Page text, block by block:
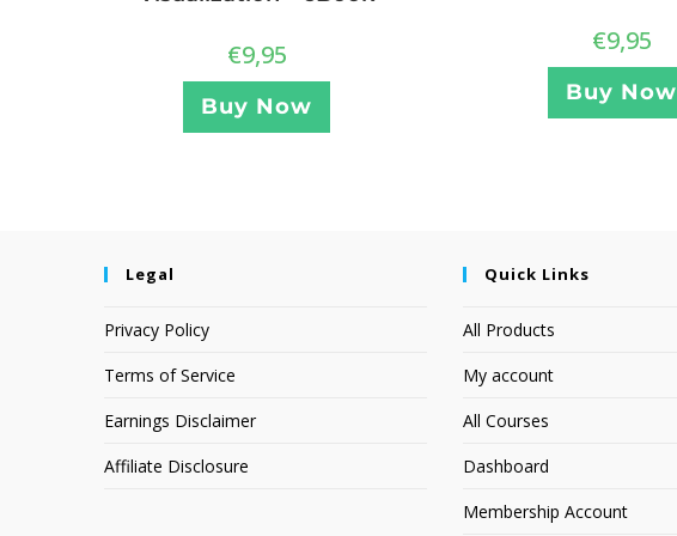
€9,95
Buy Now
€9,95
Buy Now
Legal
Privacy Policy
Terms of Service
Earnings Disclaimer
Affiliate Disclosure
Quick Links
All Products
My account
All Courses
Dashboard
Membership Account